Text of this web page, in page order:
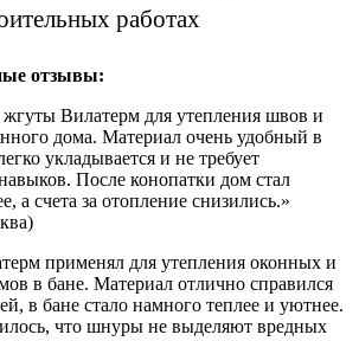
работах
отзывы:
жгуты Вилатерм для утепления швов и
дома. Материал очень удобный в
укладывается и не требует
После конопатки дом стал
а счета за отопление снизились.»
применял для утепления оконных и
в бане. Материал отлично справился
в бане стало намного теплее и уютнее.
что шнуры не выделяют вредных